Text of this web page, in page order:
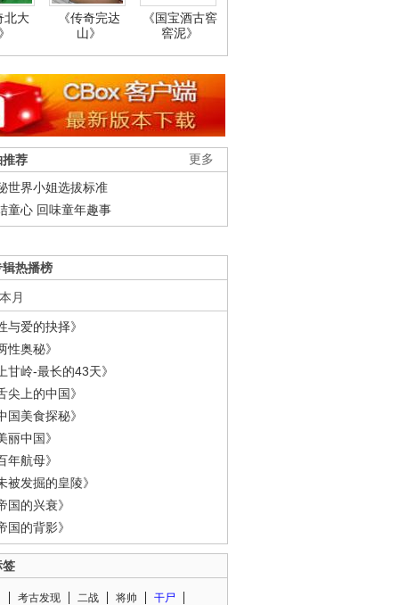
北大
《传奇完达
山》
《国宝酒古窖
窖泥》
更多
推荐
世界小姐选拔标准
童心 回味童年趣事
热播榜
本月
与爱的抉择》
性奥秘》
甘岭-最长的43天》
尖上的中国》
国美食探秘》
丽中国》
年航母》
被发掘的皇陵》
国的兴衰》
国的背影》
签
考古发现 二战 将帅
干尸